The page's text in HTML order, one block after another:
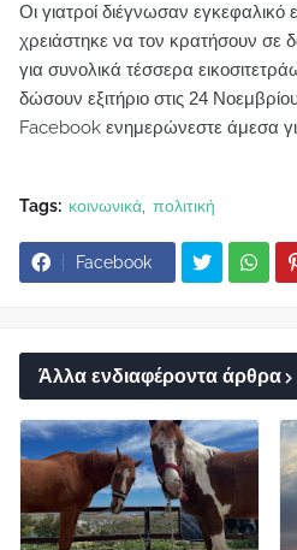
Οι γιατροί διέγνωσαν εγκεφαλικό
χρειάστηκε να τον κρατήσουν σε
για συνολικά τέσσερα
δώσουν εξιτήριο στις 24
Facebook ενημερώνεστε άμεσα
Tags: κοινωνικά πολιτική
Facebook
Άλλα ενδιαφέροντα άρθρα